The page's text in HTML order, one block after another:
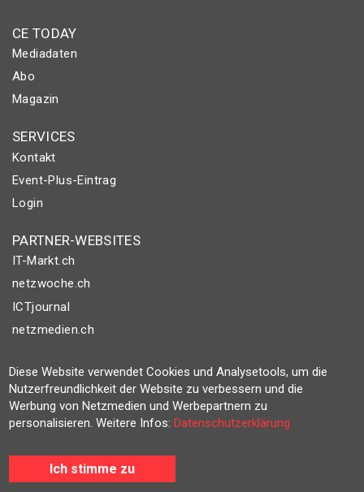
CE TODAY
Mediadaten
Abo
Magazin
SERVICES
Kontakt
Event-Plus-Eintrag
Login
PARTNER-WEBSITES
IT-Markt.ch
netzwoche.ch
ICTjournal
netzmedien.ch
© NETZMEDIEN AG 2026
Impressum
AGB
Datenschutzerklärung
Diese Website verwendet Cookies und Analysetools, um die
Nutzerfreundlichkeit der Website zu verbessern und die
Werbung von Netzmedien und Werbepartnern zu
personalisieren. Weitere Infos:Datenschutzerklärung
Ich stimme zu